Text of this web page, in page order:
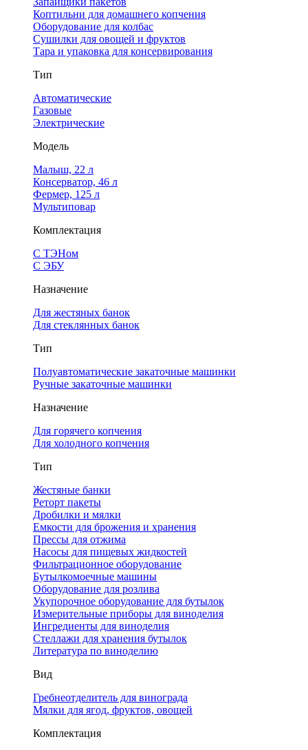
Коптильни для домашнего копчения
Оборудование для колбас
Сушилки для овощей и фруктов
Тара и упаковка для консервирования
Тип
Автоматические
Газовые
Электрические
Модель
Малыш, 22 л
Консерватор, 46 л
Фермер, 125 л
Мультиповар
Комплектация
С ТЭНом
С ЭБУ
Назначение
Для жестяных банок
Для стеклянных банок
Тип
Полуавтоматические закаточные машинки
Ручные закаточные машинки
Назначение
Для горячего копчения
Для холодного копчения
Тип
Жестяные банки
Реторт пакеты
Дробилки и мялки
Емкости для брожения и хранения
Прессы для отжима
Насосы для пищевых жидкостей
Фильтрационное оборудование
Бутылкомоечные машины
Оборудование для розлива
Укупорочное оборудование для бутылок
Измерительные приборы для виноделия
Ингредиенты для виноделия
Стеллажи для хранения бутылок
Литература по виноделию
Вид
Гребнеотделитель для винограда
Мялки для ягод, фруктов, овощей
Комплектация